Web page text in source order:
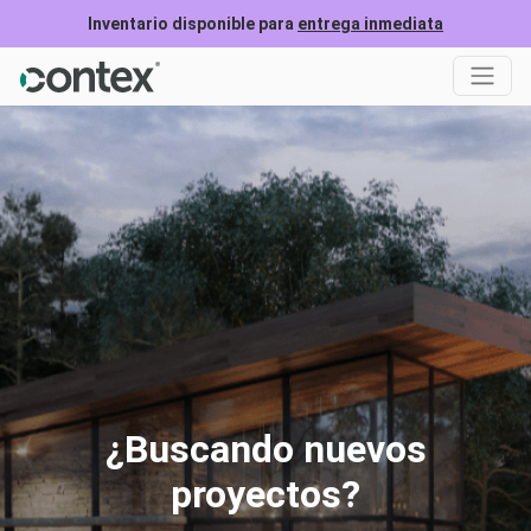
Inventario disponible para entrega inmediata
¿Buscando nuevos
proyectos?